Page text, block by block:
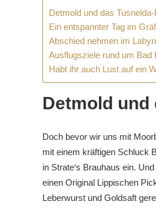
Detmold und das
Ein entspannter Tag im
Abschied nehmen im
Ausflugsziele rund um Bad
Habt ihr auch Lust auf ein
Detmold und
Doch bevor wir uns mit
mit einem kräftigen Schluck
in Strate‘s Brauhaus ein.
einen Original Lippischen
Leberwurst und Goldsaft